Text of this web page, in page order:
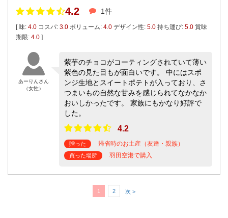
4.2 1件
[ 味: 4.0 コスパ: 3.0 ボリューム: 4.0 デザイン性: 5.0 持ち運び: 5.0 賞味
期限: 4.0 ]
あーりんさん
（女性）
紫芋のチョコがコーティングされていて薄い
紫色の見た目もが面白いです。 中にはスポ
ンジ生地とスイートポテトが入っており、さ
つまいもの自然な甘みを感じられてなかなか
おいしかったです。 家族にもかなり好評で
した。
4.2
贈った 帰省時のお土産（友達・親族）
買った場所 羽田空港で購入
1 2 次 >